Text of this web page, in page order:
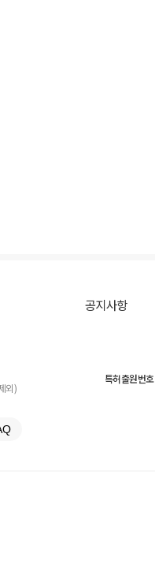
공지사항
외)
특허출원번호